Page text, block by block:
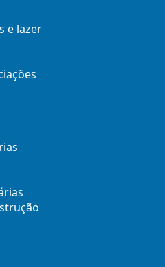
e lazer